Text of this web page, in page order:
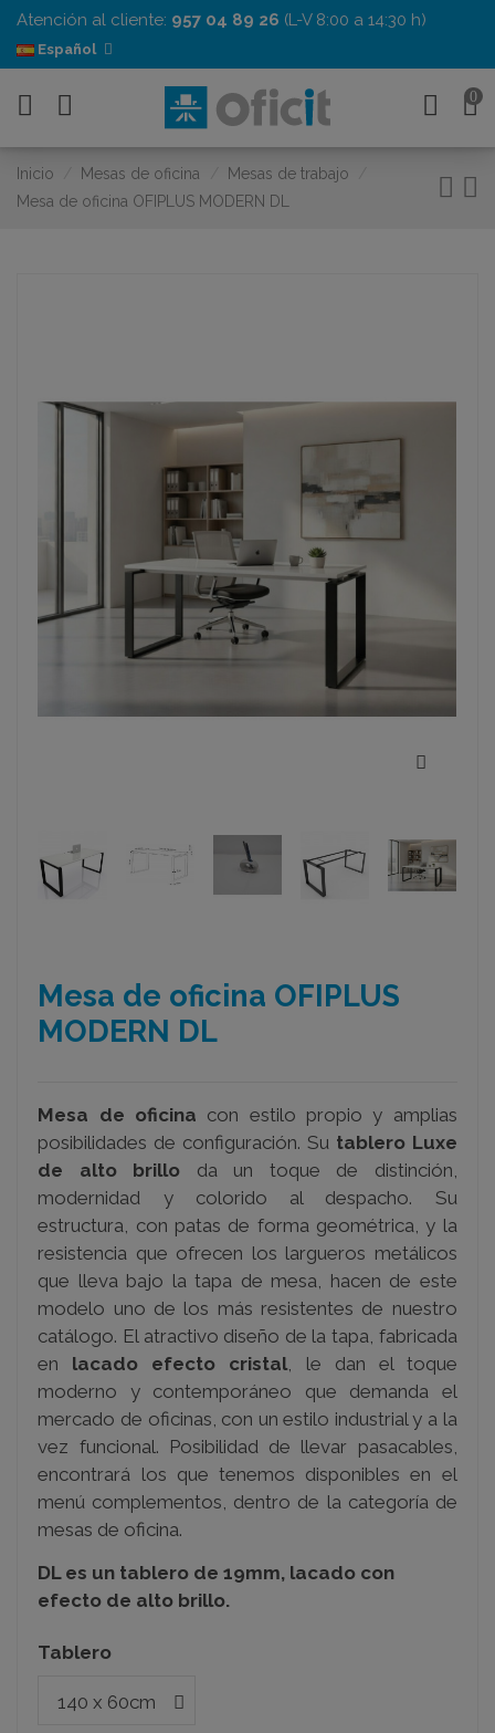
Atención al cliente: 957 04 89 26 (L-V 8:00 a 14:30 h)
Español
0
Inicio Mesas de oficina
Mesas de trabajo
Mesa de oficina OFIPLUS MODERN DL
Mesa de oficina OFIPLUS
MODERN DL
Mesa de oficina con estilo propio y amplias
posibilidades de configuración. Su tablero Luxe
de alto brillo da un toque de distinción,
modernidad y colorido al despacho. Su
estructura, con patas de forma geométrica, y la
resistencia que ofrecen los largueros metálicos
que lleva bajo la tapa de mesa, hacen de este
modelo uno de los más resistentes de nuestro
catálogo. El atractivo diseño de la tapa, fabricada
en lacado efecto cristal, le dan el toque
moderno y contemporáneo que demanda el
mercado de oficinas, con un estilo industrial y a la
vez funcional. Posibilidad de llevar pasacables,
encontrará los que tenemos disponibles en el
menú complementos, dentro de la categoría de
mesas de oficina.
DL es un tablero de 19mm, lacado con
efecto de alto brillo.
Tablero